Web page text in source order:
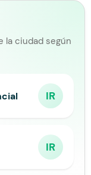
la ciudad según
IR
IR